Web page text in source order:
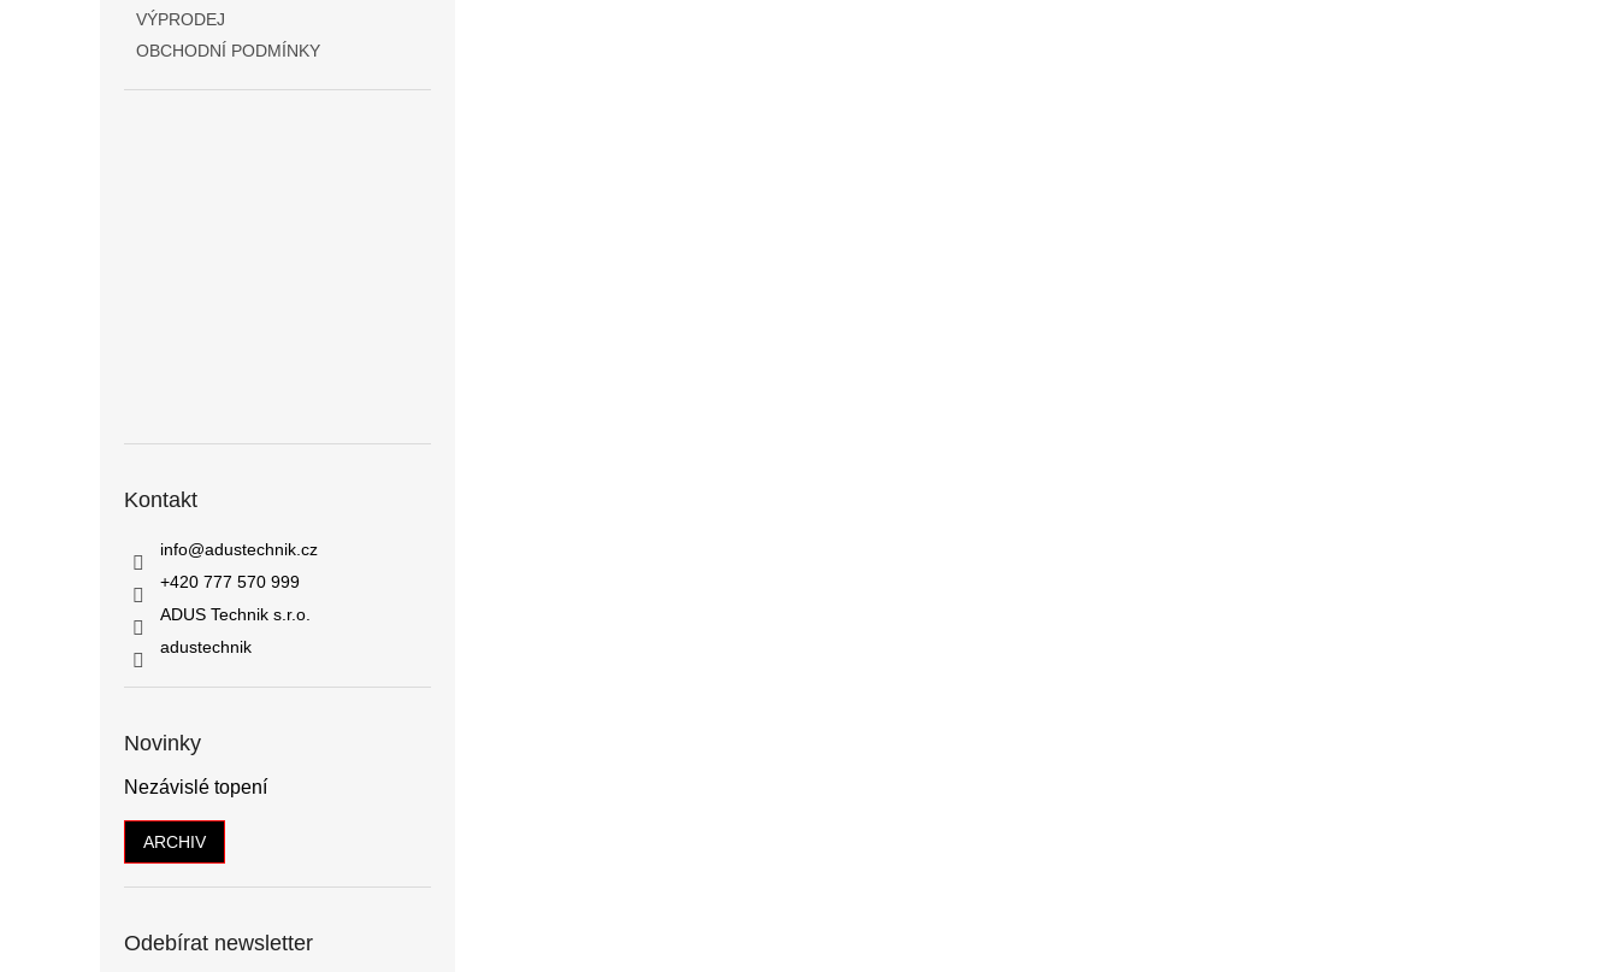
VÝPRODEJ
OBCHODNÍ PODMÍNKY
Kontakt
info@adustechnik.cz
+420 777 570 999
ADUS Technik s.r.o.
adustechnik
Novinky
Nezávislé topení
ARCHIV
Odebírat newsletter